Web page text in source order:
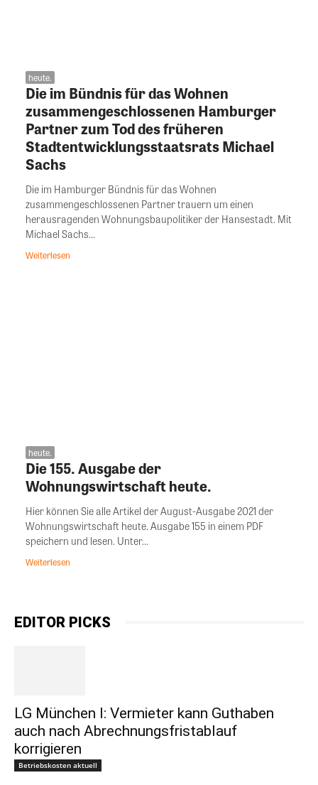
heute.
Die im Bündnis für das Wohnen
zusammengeschlossenen Hamburger
Partner zum Tod des früheren
Stadtentwicklungsstaatsrats Michael
Sachs
Die im Hamburger Bündnis für das Wohnen
zusammengeschlossenen Partner trauern um einen
herausragenden Wohnungsbaupolitiker der Hansestadt. Mit
Michael Sachs...
Weiterlesen
heute.
Die 155. Ausgabe der
Wohnungswirtschaft heute.
Hier können Sie alle Artikel der August-Ausgabe 2021 der
Wohnungswirtschaft heute. Ausgabe 155 in einem PDF
speichern und lesen. Unter...
Weiterlesen
EDITOR PICKS
LG München I: Vermieter kann Guthaben
auch nach Abrechnungsfristablauf
korrigieren
Betriebskosten aktuell